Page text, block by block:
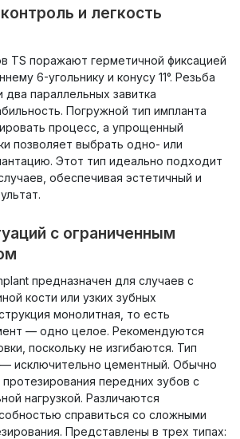
и легкость
TS поражают герметичной фиксацией
6-угольнику и конусу 11°. Резьба
параллельных завитка
Погружной тип импланта
процесс, а упрощенный
позволяет выбрать одно- или
Этот тип идеально подходит
обеспечивая эстетичный и
с ограниченным
предназначен для случаев с
кости или узких зубных
монолитная, то есть
— одно целое. Рекомендуются
поскольку не изгибаются. Тип
— исключительно цементный. Обычно
передних зубов с
нагрузкой. Различаются
справиться со сложными
Представлены в трех типах: